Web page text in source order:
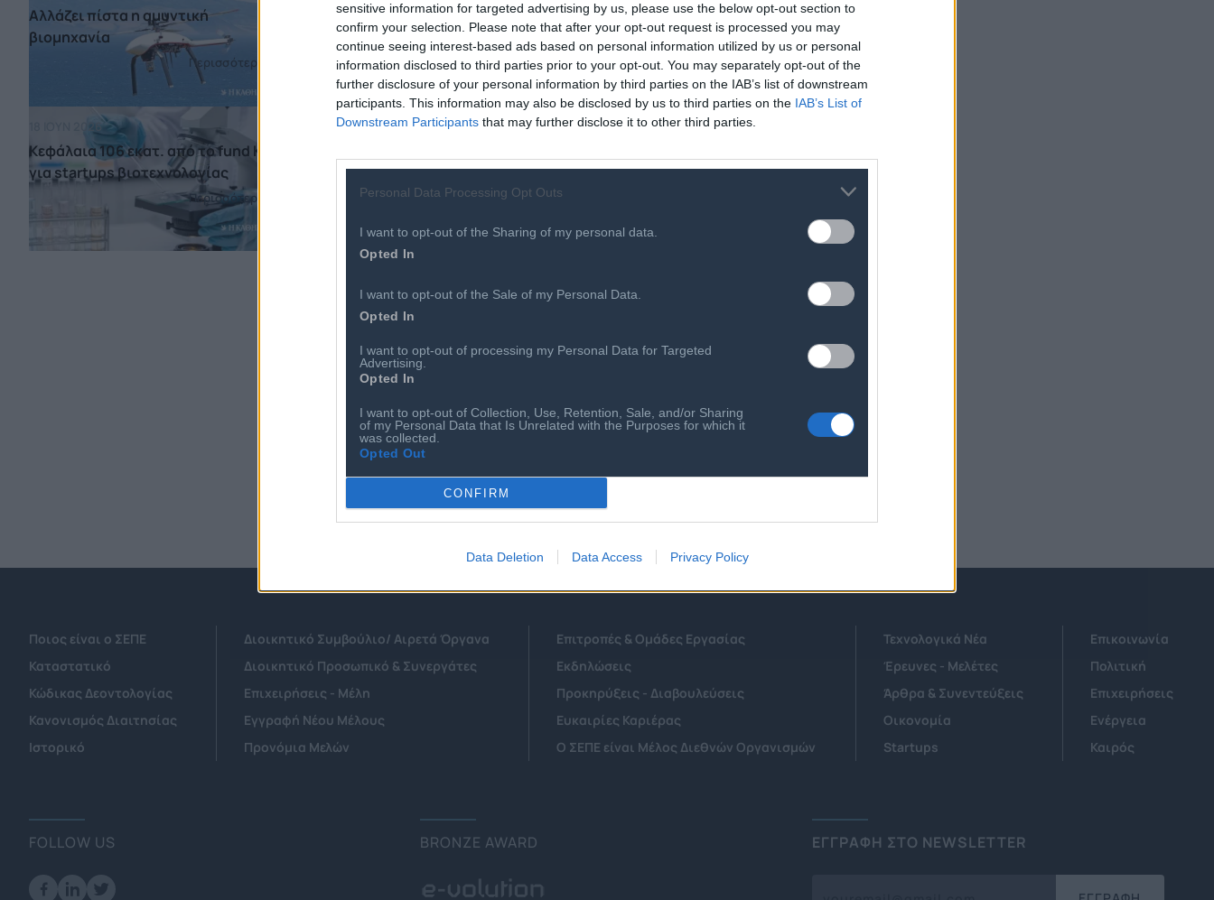
sensitive information for targeted advertising by us, please use the below opt-out section to
confirm your selection. Please note that after your opt-out request is processed you may
continue seeing interest-based ads based on personal information utilized by us or personal
information disclosed to third parties prior to your opt-out. You may separately opt-out of the
further disclosure of your personal information by third parties on the IAB’s list of downstream
participants. This information may also be disclosed by us to third parties on the IAB’s List of
Downstream Participants that may further disclose it to other third parties.
Personal Data Processing Opt Outs
I want to opt-out of the Sharing of my personal data.
Opted In
I want to opt-out of the Sale of my Personal Data.
Opted In
I want to opt-out of processing my Personal Data for Targeted
Advertising.
Opted In
I want to opt-out of Collection, Use, Retention, Sale, and/or Sharing
of my Personal Data that Is Unrelated with the Purposes for which it
was collected.
Opted Out
CONFIRM
Data Deletion Data Access Privacy Policy
Αλλάζει πίστα η αμυντική
βιομηχανία
Περισσότερα
Πάνω από 300 εκατ. έχουν αντλήσει
φέτος ελληνικές startups
Περισσότερα
Ξένους ιδρυτές νεοφυών
επιχειρήσεων προσελκύει η Ελλάδα
Περισσότερα
18 ΙΟΥΝ 2026
Κεφάλαια 106 εκατ. από το fund Κος
για startups βιοτεχνολογίας
Περισσότερα
07 ΙΟΥΝ 2026
και ελληνικό DNA
Περισσότερα
29 ΜΑΪ́ 2026
Παναθήναια
ΔΕΙΤΕ ΠΕΡΙΣΣΟΤΕΡΑ
Ποιος είναι ο ΣΕΠΕ
Καταστατικό
Κώδικας Δεοντολογίας
Κανονισμός Διαιτησίας
Ιστορικό
Διοικητικό Συμβούλιο/ Αιρετά Όργανα
Διοικητικό Προσωπικό & Συνεργάτες
Επιχειρήσεις - Μέλη
Εγγραφή Νέου Μέλους
Προνόμια Μελών
Επιτροπές & Ομάδες Εργασίας
Εκδηλώσεις
Προκηρύξεις - Διαβουλεύσεις
Ευκαιρίες Καριέρας
Ο ΣΕΠΕ είναι Μέλος Διεθνών Οργανισμών
Τεχνολογικά Νέα
Έρευνες - Μελέτες
Άρθρα & Συνεντεύξεις
Οικονομία
Startups
Επικοινωνία
Πολιτική
Επιχειρήσεις
Ενέργεια
Καιρός
FOLLOW US BRONZE AWARD ΕΓΓΡΑΦΗ ΣΤΟ NEWSLETTER